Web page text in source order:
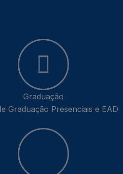
Graduação
Graduação Presenciais e EAD